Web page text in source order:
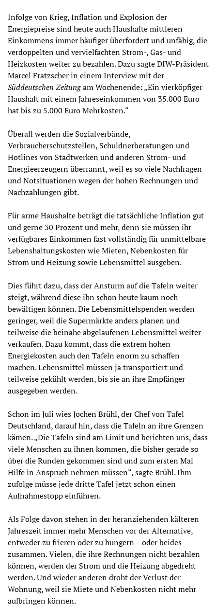
Infolge von Krieg, Inflation und Explosion der
Energiepreise sind heute auch Haushalte mittleren
Einkommens immer häufiger überfordert und unfähig, die
verdoppelten und vervielfachten Strom-, Gas- und
Heizkosten weiter zu bezahlen. Dazu sagte DIW-Präsident
Marcel Fratzscher in einem Interview mit der
Süddeutschen Zeitungam Wochenende: „Ein vierköpfiger
Haushalt mit einem Jahreseinkommen von 35.000 Euro
hat bis zu 5.000 Euro Mehrkosten.“
Überall werden die Sozialverbände,
Verbraucherschutzstellen, Schuldnerberatungen und
Hotlines von Stadtwerken und anderen Strom- und
Energieerzeugern überrannt, weil es so viele Nachfragen
und Notsituationen wegen der hohen Rechnungen und
Nachzahlungen gibt.
Für arme Haushalte beträgt die tatsächliche Inflation gut
und gerne 30 Prozent und mehr, denn sie müssen ihr
verfügbares Einkommen fast vollständig für unmittelbare
Lebenshaltungskosten wie Mieten, Nebenkosten für
Strom und Heizung sowie Lebensmittel ausgeben.
Dies führt dazu, dass der Ansturm auf die Tafeln weiter
steigt, während diese ihn schon heute kaum noch
bewältigen können. Die Lebensmittelspenden werden
geringer, weil die Supermärkte anders planen und
teilweise die beinahe abgelaufenen Lebensmittel weiter
verkaufen. Dazu kommt, dass die extrem hohen
Energiekosten auch den Tafeln enorm zu schaffen
machen. Lebensmittel müssen ja transportiert und
teilweise gekühlt werden, bis sie an ihre Empfänger
ausgegeben werden.
Schon im Juli wies Jochen Brühl, der Chef von Tafel
Deutschland, darauf hin, dass die Tafeln an ihre Grenzen
kämen. „Die Tafeln sind am Limit und berichten uns, dass
viele Menschen zu ihnen kommen, die bisher gerade so
über die Runden gekommen sind und zum ersten Mal
Hilfe in Anspruch nehmen müssen“, sagte Brühl. Ihm
zufolge müsse jede dritte Tafel jetzt schon einen
Aufnahmestopp einführen.
Als Folge davon stehen in der heranziehenden kälteren
Jahreszeit immer mehr Menschen vor der Alternative,
entweder zu frieren oder zu hungern – oder beides
zusammen. Vielen, die ihre Rechnungen nicht bezahlen
können, werden der Strom und die Heizung abgedreht
werden. Und wieder anderen droht der Verlust der
Wohnung, weil sie Miete und Nebenkosten nicht mehr
aufbringen können.